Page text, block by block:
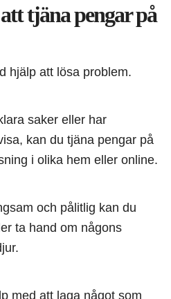
tjäna pengar på
hjälp att lösa problem.
saker eller har
kan du tjäna pengar på
i olika hem eller online.
och pålitlig kan du
ta hand om någons
med att laga något som